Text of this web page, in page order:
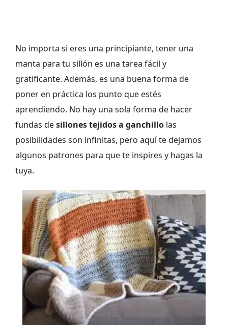
No importa si eres una principiante, tener una
manta para tu sillón es una tarea fácil y
gratificante. Además, es una buena forma de
poner en práctica los punto que estés
aprendiendo. No hay una sola forma de hacer
fundas desillones tejidos a ganchillo las
posibilidades son infinitas, pero aquí te dejamos
algunos patrones para que te inspires y hagas la
tuya.